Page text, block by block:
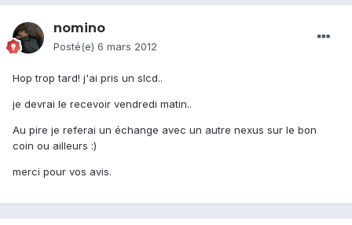
nomino
Posté(e) 6 mars 2012
Hop trop tard! j'ai pris un slcd..
je devrai le recevoir vendredi matin..
Au pire je referai un échange avec un autre nexus sur le bon
coin ou ailleurs :)
merci pour vos avis.